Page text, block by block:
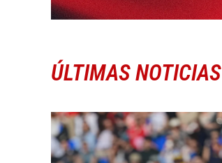
ÚLTIMAS NOTICIAS